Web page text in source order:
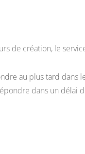
de création, le
au plus tard dans
dans un délai